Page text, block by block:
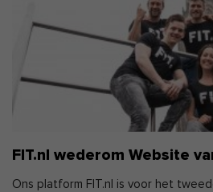
FIT.nl wederom Website
Ons platform FIT.nl is voor het